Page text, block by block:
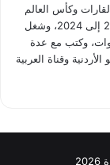
وكأس العالم
للأندية ونهائيات دوري أبطال إفريقيا بالفترة من 2016 إلى 2024، وشغل
وكتب مع عدة
وقناة العربية